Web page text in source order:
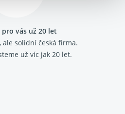
pro vás už 20 let
ale solidní česká firma.
už víc jak 20 let.